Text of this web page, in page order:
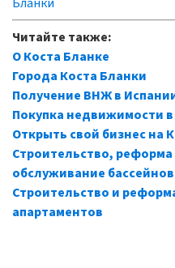
Читайте также:
О Коста Бланке
Города Коста Бланки
Получение ВНЖ в
Покупка недвижимости
Открыть свой бизнес на
Строительство, реформа
обслуживание бассейнов
Строительство и
апартаментов